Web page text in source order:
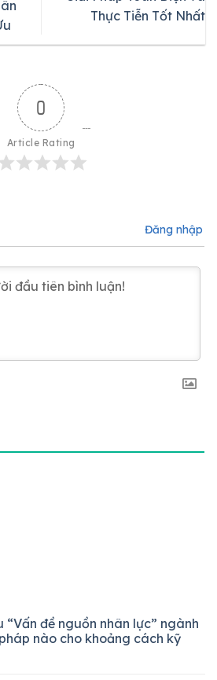
Thực Tiễn Tốt Nhất
0
Article Rating
Đăng nhập
“Vấn đề nguồn nhân lực” ngành
nào cho khoảng cách kỹ